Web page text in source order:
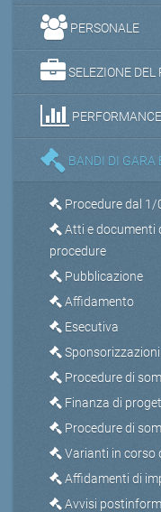
PERSONALE
SELEZIONE DEL
PERFORMANCE
BANDI DI GARA
Procedure dal
Atti e documenti
procedure
Pubblicazione
Affidamento
Esecutiva
Sponsorizzazioni
Procedure di
Finanza di
Procedure di
Varianti in corso
Affidamenti di
Avvisi